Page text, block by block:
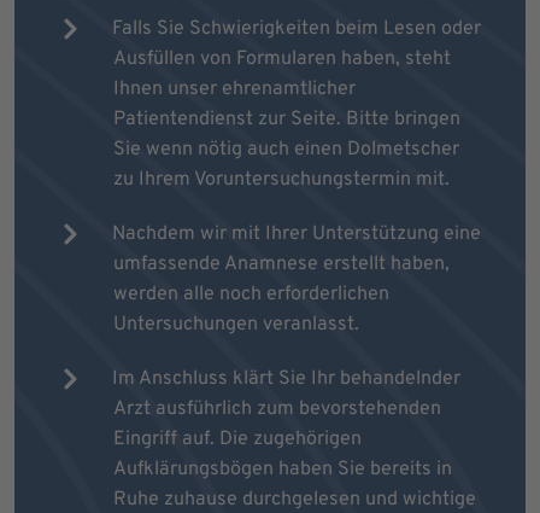
Falls Sie Schwierigkeiten beim Lesen oder
Ausfüllen von Formularen haben, steht
Ihnen unser ehrenamtlicher
Patientendienst zur Seite. Bitte bringen
Sie wenn nötig auch einen Dolmetscher
zu Ihrem Voruntersuchungstermin mit.
Nachdem wir mit Ihrer Unterstützung eine
umfassende Anamnese erstellt haben,
werden alle noch erforderlichen
Untersuchungen veranlasst.
Im Anschluss klärt Sie Ihr behandelnder
Arzt ausführlich zum bevorstehenden
Eingriff auf. Die zugehörigen
Aufklärungsbögen haben Sie bereits in
Ruhe zuhause durchgelesen und wichtige